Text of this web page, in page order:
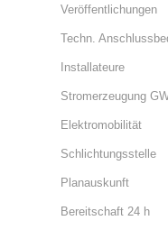
Veröffentlichungen
Techn.
Installateure
Stromerzeugung
Elektromobilität
Schlichtungsstelle
Planauskunft
Bereitschaft 24 h